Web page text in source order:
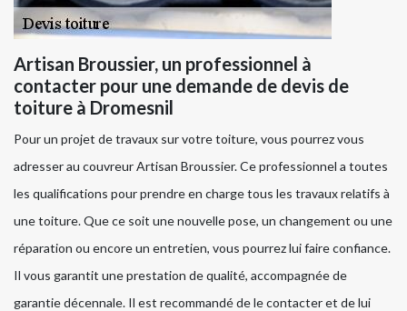
Artisan Broussier, un professionnel à
contacter pour une demande de devis de
toiture à Dromesnil
Pour un projet de travaux sur votre toiture, vous pourrez vous
adresser au couvreur Artisan Broussier. Ce professionnel a toutes
les qualifications pour prendre en charge tous les travaux relatifs à
une toiture. Que ce soit une nouvelle pose, un changement ou une
réparation ou encore un entretien, vous pourrez lui faire confiance.
Il vous garantit une prestation de qualité, accompagnée de
garantie décennale. Il est recommandé de le contacter et de lui